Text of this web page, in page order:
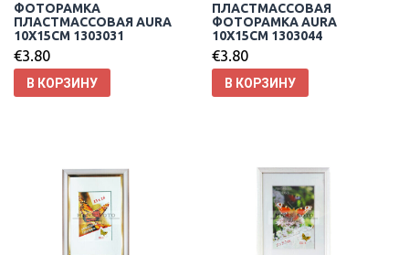
ФОТОРАМКА
ПЛАСТМАССОВАЯ AURA
10X15CM 1303031
€3.80
В КОРЗИНУ
ПЛАСТМАССОВАЯ
ФОТОРАМКА AURA
10X15CM 1303044
€3.80
В КОРЗИНУ